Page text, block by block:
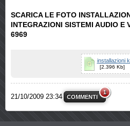
SCARICA LE FOTO
INTEGRAZIONI SISTEMI AUDIO E
6969
installazioni
[2.396 Kb]
21/10/2009 23:34 COMMENTI
1